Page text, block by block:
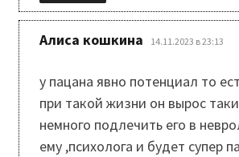
Алиса кошкина 14.11.2023 в 23:13
у пацана явно потенциал то
при такой жизни он вырос
немного подлечить его в
ему ,психолога и будет супер